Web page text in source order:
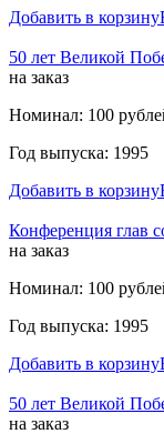
Добавить в корзину
50 лет Великой
на заказ
Номинал: 100
Год выпуска: 1995
Добавить в корзину
Конференция глав
на заказ
Номинал: 100
Год выпуска: 1995
Добавить в корзину
50 лет Великой
на заказ